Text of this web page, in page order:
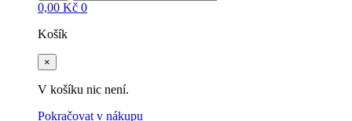
0,00 Kč 0
Košík
×
V košíku nic není.
Pokračovat v nákupu